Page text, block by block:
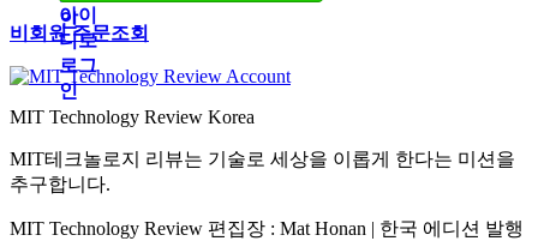
비회원 주문조회
MIT Technology Review Korea
MIT테크놀로지 리뷰는 기술로 세상을 이롭게 한다는 미션을
추구합니다.
MIT Technology Review 편집장 : Mat Honan | 한국 에디션 발행